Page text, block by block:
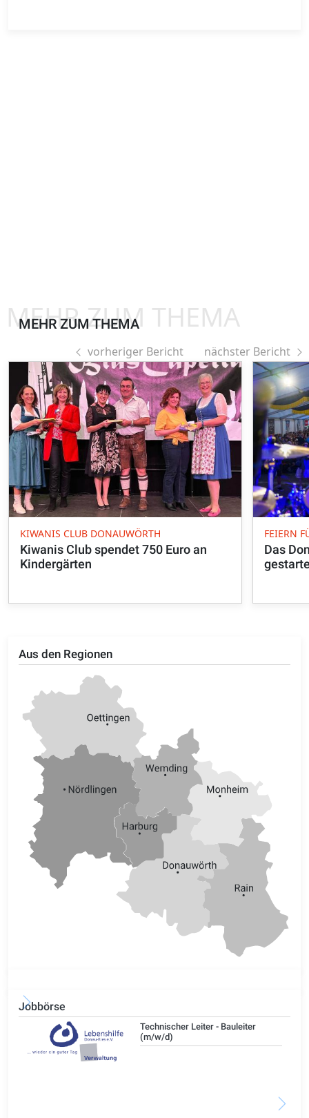
Aus den Regionen
Jobbörse
Technischer Leiter - Bauleiter
(m/w/d)
MEHR ZUM THEMA
MEHR ZUM THEMA
vorheriger Bericht nächster Bericht
KIWANIS CLUB DONAUWÖRTH
Kiwanis Club spendet 750 Euro an
Kindergärten
FEIERN
Das